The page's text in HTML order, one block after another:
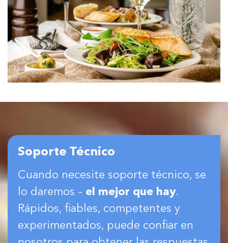
Soporte Técnico
Cuando necesite soporte técnico, se
lo daremos – el mejor que hay.
Rápidos, fiables, competentes y
experimentados, puede confiar en